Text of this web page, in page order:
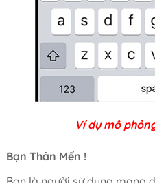
Ví dụ mô
Bạn Thân Mến !